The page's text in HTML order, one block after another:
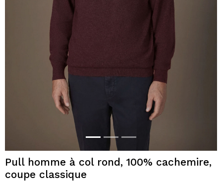
Pull homme à col rond, 100% cachemire,
coupe classique